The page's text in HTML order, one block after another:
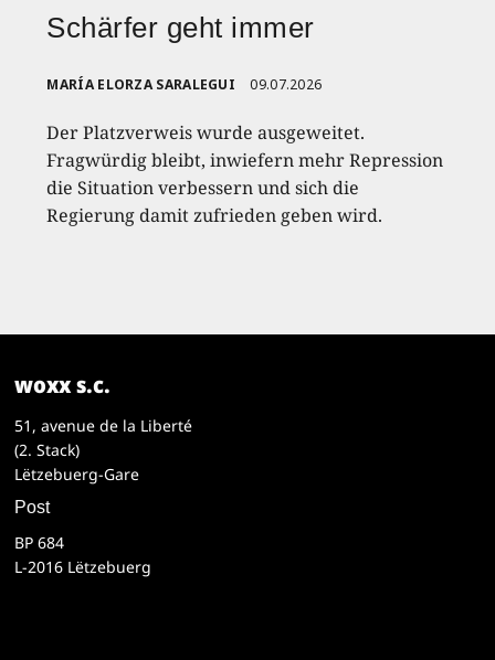
Schärfer geht immer
MARÍA ELORZA SARALEGUI 09.07.2026
Der Platzverweis wurde ausgeweitet.
Fragwürdig bleibt, inwiefern mehr Repression
die Situation verbessern und sich die
Regierung damit zufrieden geben wird.
woxx s.c.
51, avenue de la Liberté
(2. Stack)
Lëtzebuerg-Gare
Post
BP 684
L-2016 Lëtzebuerg